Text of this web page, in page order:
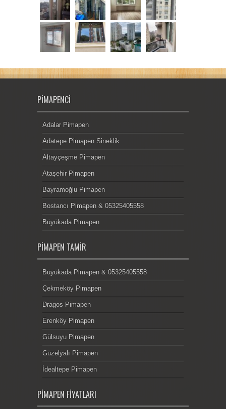
PIMAPENCI
Adalar Pimapen
Adatepe Pimapen Sineklik
Altayçeşme Pimapen
Ataşehir Pimapen
Bayramoğlu Pimapen
Bostancı Pimapen & 05325405558
Büyükada Pimapen
PIMAPEN TAMIR
Büyükada Pimapen & 05325405558
Çekmeköy Pimapen
Dragos Pimapen
Erenköy Pimapen
Gülsuyu Pimapen
Güzelyalı Pimapen
İdealtepe Pimapen
PIMAPEN FIYATLARI